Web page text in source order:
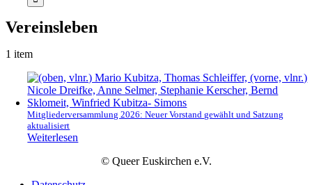
Vereinsleben
1 item
Mitgliederversammlung 2026: Neuer Vorstand gewählt und Satzung
aktualisiert
Weiterlesen
© Queer Euskirchen e.V.